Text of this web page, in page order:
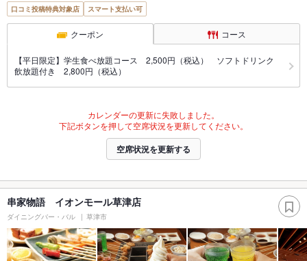
口コミ投稿特典対象店 スマート支払い可
クーポン コース
【平日限定】学生食べ放題コース 2,500円（税込） ソフトドリンク
飲放題付き 2,800円（税込）
カレンダーの更新に失敗しました。
下記ボタンを押して空席状況を更新してください。
空席状況を更新する
串家物語 イオンモール草津店
ダイニングバー・バル 草津市